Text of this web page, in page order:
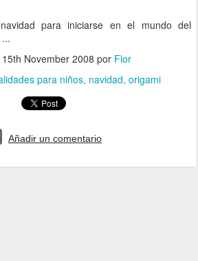
para iniciarse en el mundo del
15th November 2008 por Flor
para niños navidad origami
Añadir un comentario